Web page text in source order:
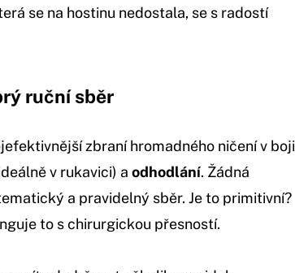
se na hostinu nedostala, se s radostí
ruční sběr
zbraní hromadného ničení v boji
v rukavici) a odhodlání. Žádná
a pravidelný sběr. Je to primitivní?
to s chirurgickou přesností.